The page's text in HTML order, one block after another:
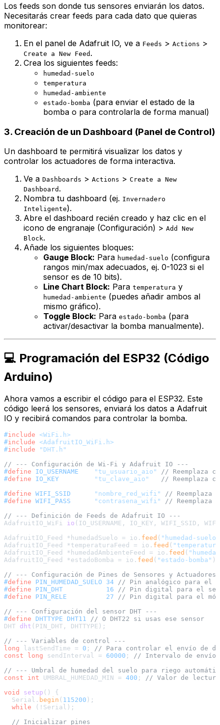
Los feeds son donde tus sensores enviarán los datos.
Necesitarás crear feeds para cada dato que quieras
monitorear:
En el panel de Adafruit IO, ve a Feeds > Actions >
Create a New Feed .
Crea los siguientes feeds:
humedad-suelo
temperatura
humedad-ambiente
estado-bomba (para enviar el estado de la
bomba o para controlarla de forma manual)
3. Creación de un Dashboard (Panel de Control)
Un dashboard te permitirá visualizar los datos y
controlar los actuadores de forma interactiva.
Ve a Dashboards > Actions > Create a New
Dashboard .
Nombra tu dashboard (ej. Invernadero
Inteligente).
Abre el dashboard recién creado y haz clic en el
icono de engranaje (Configuración) > Add New
Block.
Añade los siguientes bloques:
Gauge Block: Para humedad-suelo (configura
rangos min/max adecuados, ej. 0-1023 si el
sensor es de 10 bits).
Line Chart Block: Para temperatura y
humedad-ambiente (puedes añadir ambos al
mismo gráfico).
Toggle Block: Para estado-bomba (para
activar/desactivar la bomba manualmente).
💻 Programación del ESP32 (Código
Arduino)
Ahora vamos a escribir el código para el ESP32. Este
código leerá los sensores, enviará los datos a Adafruit
IO y recibirá comandos para controlar la bomba.
#include
<WiFi.h>
#include
<AdafruitIO_WiFi.h>
#include
"DHT.h"
// --- Configuración de Wi-Fi y Adafruit IO ---
#define IO_USERNAME "tu_usuario_aio"
// Reemplaza
#define IO_KEY "tu_clave_aio"
// Reemplaza
#define WIFI_SSID "nombre_red_wifi"
// Reemplaza
#define WIFI_PASS "contrasena_wifi"
// Reemplaza
// --- Definición de Feeds de Adafruit IO ---
AdafruitIO_WiFi io (IO_USERNAME, IO_KEY, WIFI_SSID,
AdafruitIO_Feed *humedadSuelo = io. feed ( "humedad-suelo"
AdafruitIO_Feed *temperaturaFeed = io. feed (
AdafruitIO_Feed *humedadAmbienteFeed = io. feed (
AdafruitIO_Feed *estadoBomba = io. feed ( "estado-bomba" );
// --- Configuración de Pines de Sensores y
#define PIN_HUMEDAD_SUELO 34 // Pin analógico para el
#define PIN_DHT           16 // Pin digital para el
#define PIN_RELE          27 // Pin digital para el
// --- Configuración del sensor DHT ---
#define DHTTYPE DHT11 // O DHT22 si usas ese sensor
DHT dht (PIN_DHT, DHTTYPE) ;
// --- Variables de control ---
long lastSendTime = 0 ; // Para controlar el envío de
const
long sendInterval = 60000 ; // Intervalo de envío
// --- Umbral de humedad del suelo para riego
const
int UMBRAL_HUMEDAD_MIN = 400 ; // Valor de lectura
void
setup ()
{
  Serial.
begin ( 115200 );
while (!Serial);
// Inicializar pines